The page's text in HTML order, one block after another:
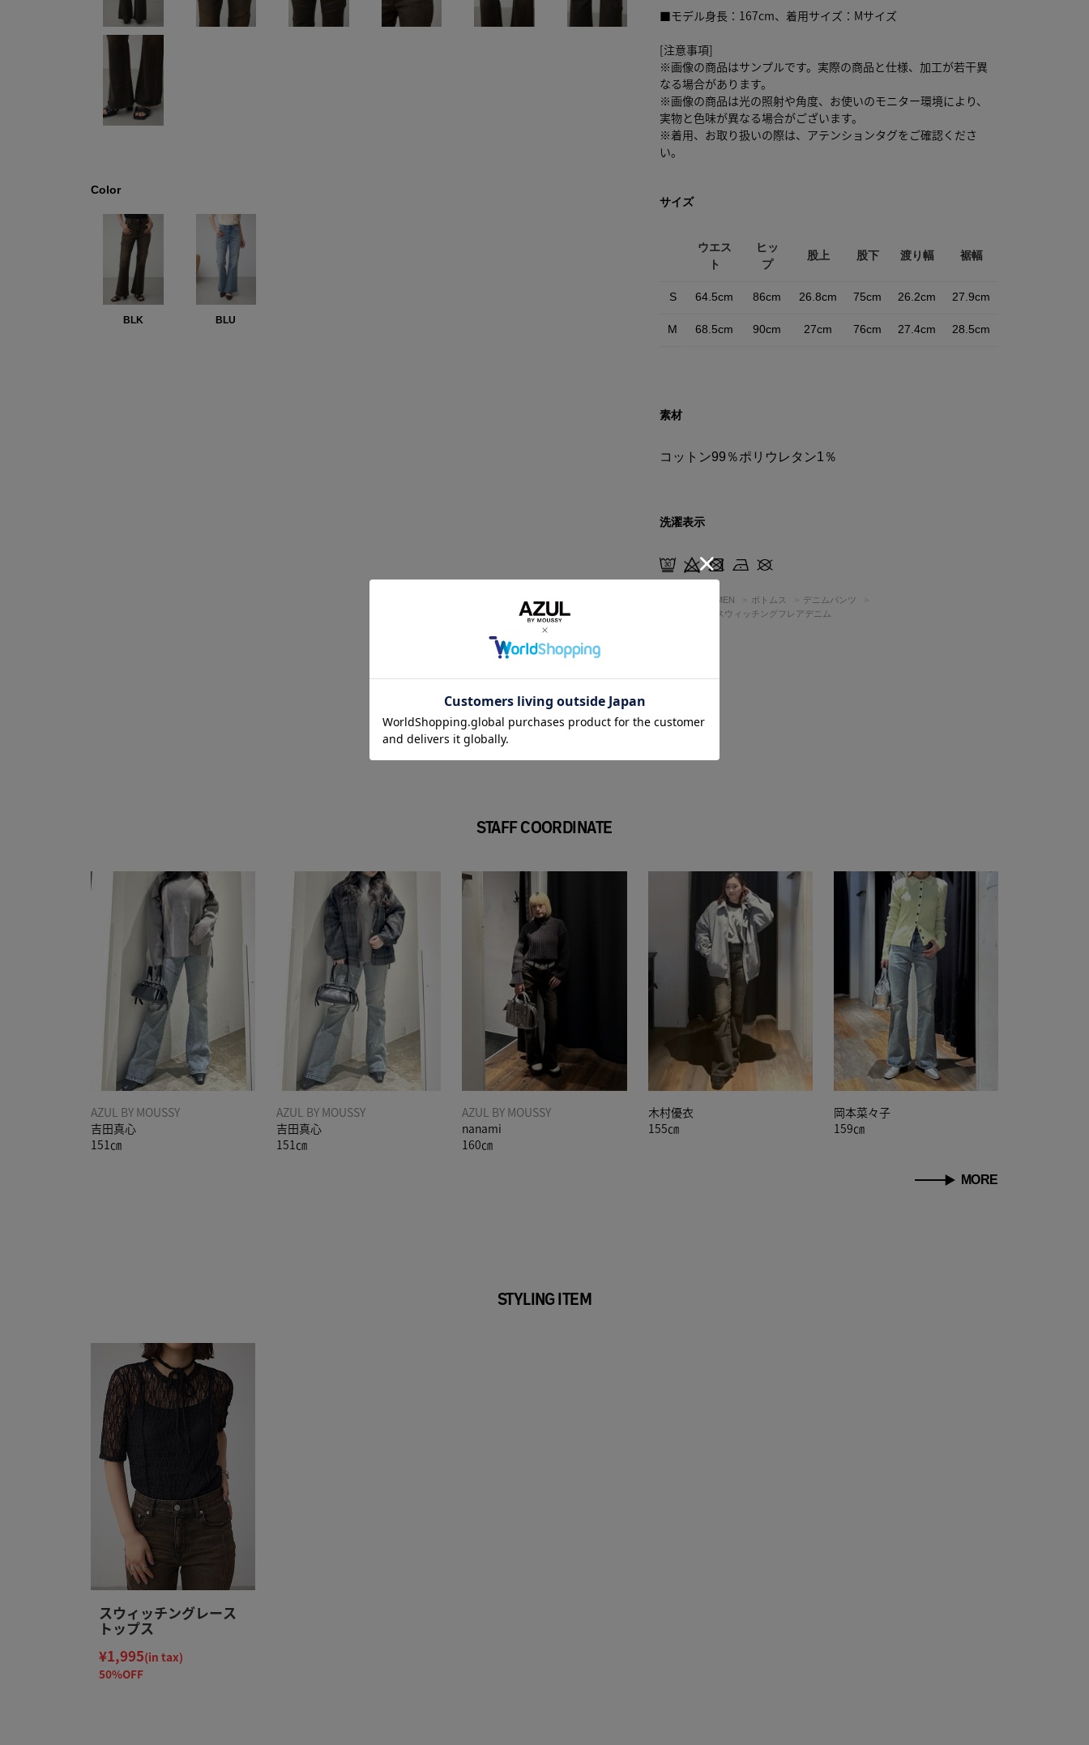
Color
BLK BLU
■モデル身長：167cm、着用サイズ：Mサイズ
[注意事項]
※画像の商品はサンプルです。実際の商品と仕様、加工が若干異
なる場合があります。
※画像の商品は光の照射や角度、お使いのモニター環境により、
実物と色味が異なる場合がございます。
※着用、お取り扱いの際は、アテンションタグをご確認くださ
い。
サイズ
ウエス
ト
ヒッ
プ
股上 股下 渡り幅 裾幅
S 64.5cm 86cm 26.8cm 75cm 26.2cm 27.9cm
M 68.5cm 90cm 27cm 76cm 27.4cm 28.5cm
素材
コットン99％ポリウレタン1％
洗濯表示
WOMEN ボトムス
デニムパンツ
AZUL DENIM スウィッチングフレアデニム
STAFF COORDINATE
AZUL BY MOUSSY
吉田真心
151㎝
AZUL BY MOUSSY
吉田真心
151㎝
AZUL BY MOUSSY
nanami
160㎝
木村優衣
155㎝
岡本菜々子
159㎝
MORE
STYLING ITEM
スウィッチングレース
トップス
¥1,995(in tax)
50%OFF